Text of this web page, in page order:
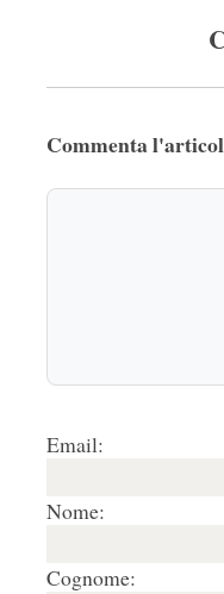
Commenta
Email:
Nome:
Cognome: